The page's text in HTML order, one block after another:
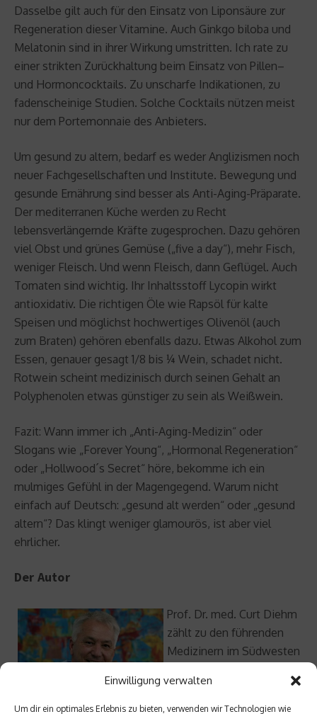
Einwilligung verwalten
Um dir ein optimales Erlebnis zu bieten, verwenden wir Technologien wie
Dasselbe gilt auch für den Einsatz von Liponsäure zur
Regeneration dieser Vitamine. Auch Ginkgo biloba und
Melatonin sind in ihrer Wirkung umstritten. Ich rate zu
einer strikten Zurückhaltung beim Einsatz von Pillen–
und Hormoncocktails. Zu unscharfe Indikationen, zu
fadenscheinige Studien. Solche Cocktails nützen meist
nur dem Portemonnaie des Anbieters.
Um gesund zu altern, bedarf es weder Anglizismen noch
neuer Fachgesellschaften und Institute. Bewegung und
gesunde Ernährung sind besser als Anti-Aging-Präparate.
Der mediterranen Küche werden zu Recht
lebensverlängernde Kräfte zugesprochen. Dazu gehören
viel Obst und grünes Gemüse („five a day“), mehr Fisch,
weniger Fleisch. Und wenn Fleisch, dann Geflügel. Auch
Tomaten sind wichtig. Ihr Inhaltsstoff Lycopin wirkt
antioxidativ. Die richtigen Öle wie Rapsöl für kalte
Speisen und möglichst hochwertiges Olivenöl (auch
zum Braten) gehören ebenfalls dazu. Etwas Alkohol zum
Essen, genauer gesagt 1/8 bis ¼ Wein, schadet nicht.
Rotwein scheint medizinisch durch seinen Gehalt an
Polyphenolen etwas günstiger zu sein als Weißwein.
Fazit: Wann immer ich „Anti-Aging-Medizin“ oder
Slogans wie „Forever Young“, „Hormonal Regeneration“
oder „Hollwood´s Secret“ höre, bekomme ich ein
mulmiges Gefühl in der Magengegend. Warum nicht
einfach auf Deutsch: „gesund alt werden“ oder „gesund
altern“? Das klingt weniger glamourös, ist aber viel
ehrlicher.
Der Autor
Prof. Dr. med. Curt Diehm
zählt zu den führenden
Medizinern im Südwesten
zahlreicher Fach- und
Patientenbücher und